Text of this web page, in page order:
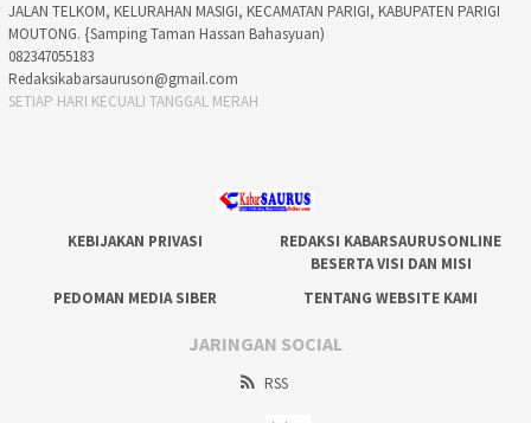
JALAN TELKOM, KELURAHAN MASIGI, KECAMATAN PARIGI, KABUPATEN PARIGI
MOUTONG. {Samping Taman Hassan Bahasyuan)
082347055183
Redaksikabarsauruson@gmail.com
SETIAP HARI KECUALI TANGGAL MERAH
KEBIJAKAN PRIVASI
REDAKSI KABARSAURUSONLINE
BESERTA VISI DAN MISI
PEDOMAN MEDIA SIBER
TENTANG WEBSITE KAMI
JARINGAN SOCIAL
RSS